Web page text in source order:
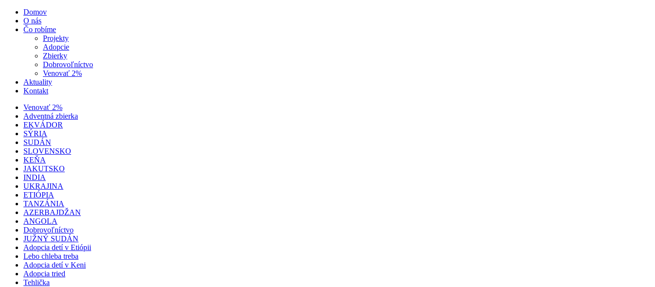
Domov
O nás
Čo robíme
Projekty
Adopcie
Zbierky
Dobrovoľníctvo
Venovať 2%
Aktuality
Kontakt
Venovať 2%
Adventná zbierka
EKVÁDOR
SÝRIA
SUDÁN
SLOVENSKO
KEŇA
JAKUTSKO
INDIA
UKRAJINA
ETIÓPIA
TANZÁNIA
AZERBAJDŽAN
ANGOLA
Dobrovoľníctvo
JUŽNÝ SUDÁN
Adopcia detí v Etiópii
Lebo chleba treba
Adopcia detí v Keni
Adopcia tried
Tehlička